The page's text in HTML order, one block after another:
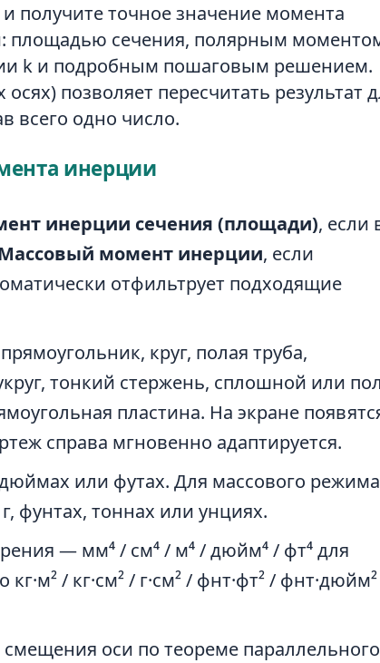
получите точное значение момента
площадью сечения, полярным
k и подробным пошаговым решением.
позволяет пересчитать результат
всего одно число.
инерции
инерции сечения (площади), если
момент инерции, если
отфильтрует подходящие
круг, полая труба,
тонкий стержень, сплошной или
пластина. На экране
справа мгновенно адаптируется.
или футах. Для массового режима
фунтах, тоннах или унциях.
— мм⁴ / см⁴ / м⁴ / дюйм⁴ / фт⁴ для
/ кг·см² / г·см² / фнт·фт² / фнт·дюйм²
оси по теореме параллельного